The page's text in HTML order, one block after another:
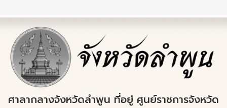
ศาลากลางจังหวัดลำพูน ที่อยู่ ศูนย์ราชการจังหวัด